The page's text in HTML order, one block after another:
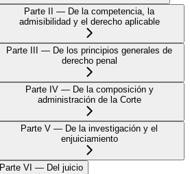
Parte II — De la competencia, la
admisibilidad y el derecho aplicable
Parte III — De los principios generales de
derecho penal
Parte IV — De la composición y
administración de la Corte
Parte V — De la investigación y el
enjuiciamiento
Parte VI — Del juicio